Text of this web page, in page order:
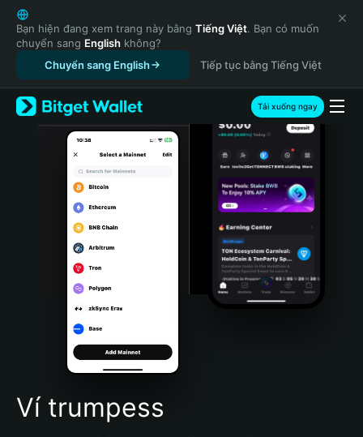
English
日本語
Tiếng Việt
Русский
Español (Latinoamérica)
Türkçe
Italiano
Português (Portugal)
Bahasa Indonesia
Português (Brasil)
Español (Argentina)
Bạn hiện đang xem trang này bằng Tiếng Việt. Bạn có muốn
chuyển sang English không?
Chuyển sang English
Tiếp tục bằng Tiếng Việt
Tải xuống ngay
Ví trumpess